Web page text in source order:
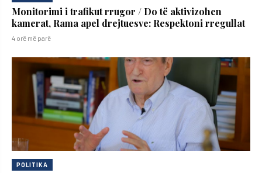
Monitorimi i trafikut rrugor / Do të aktivizohen
kamerat, Rama apel drejtuesve: Respektoni rregullat
4 orë më parë
POLITIKA